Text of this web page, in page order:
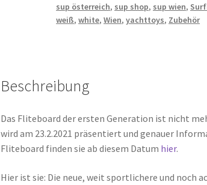
sup österreich, sup shop, sup wien,
weiß,white,Wien,yachttoys, Zubehör
Beschreibung
Das Fliteboard der ersten Generation ist nicht
wird am 23.2.2021 präsentiert und genauer
Fliteboard finden sie ab diesem Datum hier.
Hier ist sie: Die neue, weit sportlichere und noch